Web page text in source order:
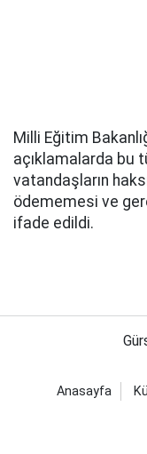
Milli Eğitim
açıklamalarda bu
vatandaşların
ödememesi ve
ifade edildi.
Anasayfa